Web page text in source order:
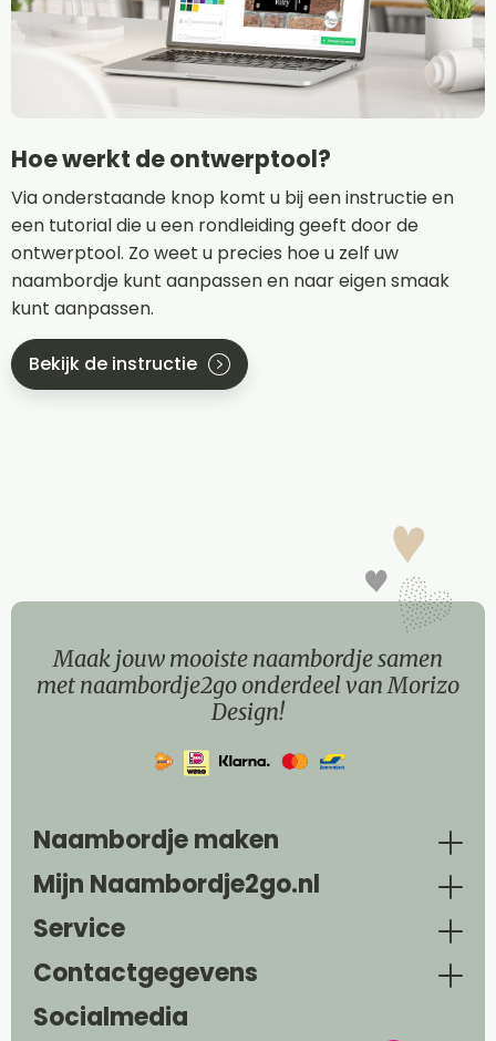
Hoe werkt de ontwerptool?
Via onderstaande knop komt u bij een instructie en
een tutorial die u een rondleiding geeft door de
ontwerptool. Zo weet u precies hoe u zelf uw
naambordje kunt aanpassen en naar eigen smaak
kunt aanpassen.
Bekijk de instructie
Maak jouw mooiste naambordje samen
met naambordje2go onderdeel van Morizo
Design!
Naambordje maken
Mijn Naambordje2go.nl
Service
Contactgegevens
Socialmedia